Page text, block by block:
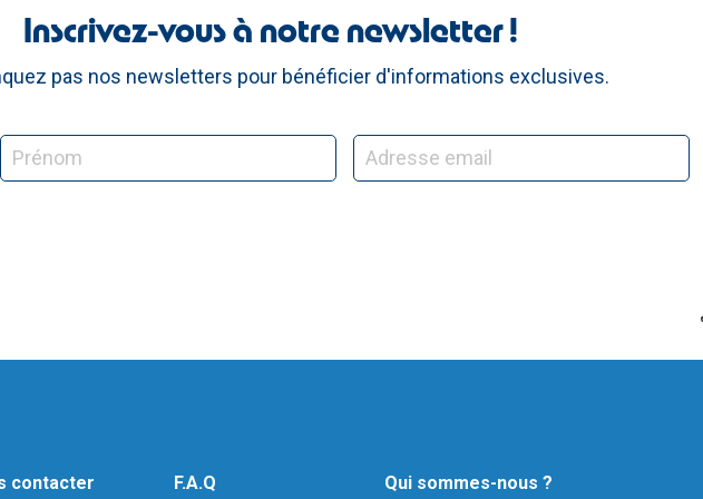
Inscrivez-vous à notre newsletter !
pas nos newsletters pour bénéficier d'informations exclusives.
contacter F.A.Q Qui sommes-nous ?